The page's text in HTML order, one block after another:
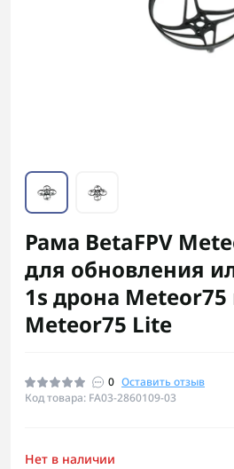
Рама BetaFPV
для обновления
1s дрона Meteor75
Meteor75 Lite
0 Оставить отзыв
Код товара: FA03-2860109-03
Нет в наличии